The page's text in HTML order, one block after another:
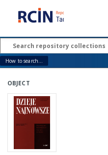
How to search...
OBJECT